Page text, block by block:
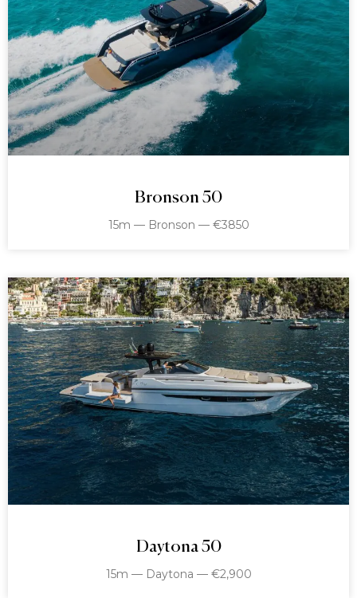
Bronson 50
15m — Bronson — €3850
Daytona 50
15m — Daytona — €2,900